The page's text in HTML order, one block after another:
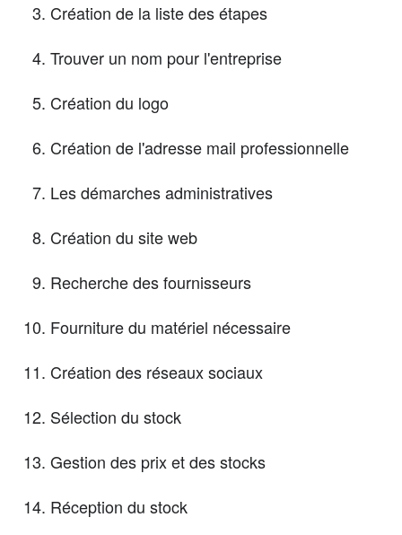
Création de la liste des étapes
Trouver un nom pour l'entreprise
Création du logo
Création de l'adresse mail professionnelle
Les démarches administratives
Création du site web
Recherche des fournisseurs
Fourniture du matériel nécessaire
Création des réseaux sociaux
Sélection du stock
Gestion des prix et des stocks
Réception du stock